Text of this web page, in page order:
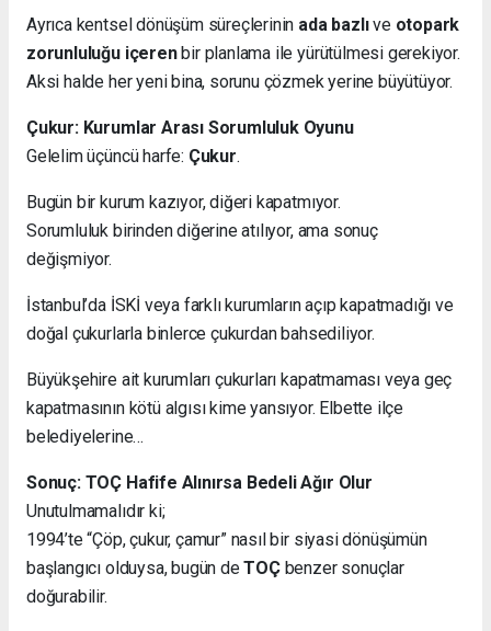
Ayrıca kentsel dönüşüm süreçlerinin ada bazlıve otopark
zorunluluğu içerenbir planlama ile yürütülmesi gerekiyor.
Aksi halde her yeni bina, sorunu çözmek yerine büyütüyor.
Çukur: Kurumlar Arası Sorumluluk Oyunu
Gelelim üçüncü harfe: Çukur.
Bugün bir kurum kazıyor, diğeri kapatmıyor.
Sorumluluk birinden diğerine atılıyor, ama sonuç
değişmiyor.
İstanbul’da İSKİ veya farklı kurumların açıp kapatmadığı ve
doğal çukurlarla binlerce çukurdan bahsediliyor.
Büyükşehire ait kurumları çukurları kapatmaması veya geç
kapatmasının kötü algısı kime yansıyor. Elbette ilçe
belediyelerine…
Sonuç: TOÇ Hafife Alınırsa Bedeli Ağır Olur
Unutulmamalıdır ki;
1994’te “Çöp, çukur, çamur” nasıl bir siyasi dönüşümün
başlangıcı olduysa, bugün deTOÇbenzer sonuçlar
doğurabilir.